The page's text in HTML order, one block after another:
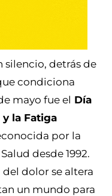
silencio, detrás de
condiciona
mayo fue el Día
la Fatiga
por la
desde 1992.
dolor se altera
un mundo para